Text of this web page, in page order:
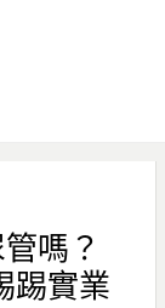
嗎？
踢實業